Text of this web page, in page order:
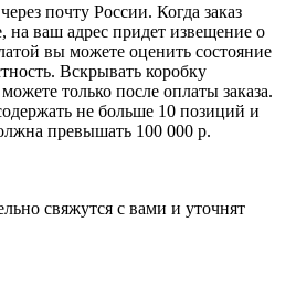
почту России. Когда заказ
на ваш адрес придет извещение о
вы можете оценить состояние
Вскрывать коробку
только после оплаты заказа.
не больше 10 позиций и
превышать 100 000 р.
свяжутся с вами и уточнят